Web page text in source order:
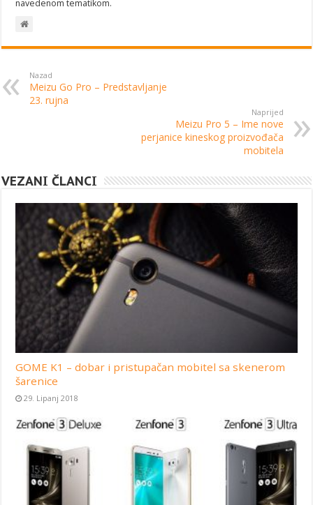
navedenom tematikom.
Nazad
Meizu Go Pro – Predstavljanje
23. rujna
Naprijed
Meizu Pro 5 – Ime nove
perjanice kineskog proizvođača
mobitela
VEZANI ČLANCI
GOME K1 – dobar i pristupačan mobitel sa skenerom
šarenice
29. Lipanj 2018